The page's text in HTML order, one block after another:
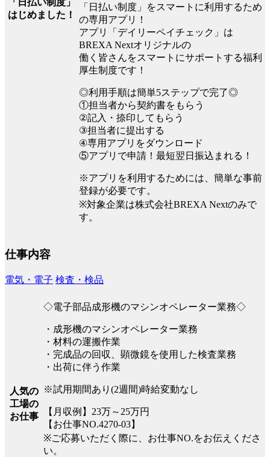
「日払い制度」
はじめました！
「日払い制度」をスマートに利用するため
の専用アプリ！
アプリ「デイリーペイチェック」は
BREXA Nextオリジナルの
働く皆さんをスマートにサポートする福利
厚生制度です！
◎利用手順は簡単5ステップで完了◎
①担当者から契約書をもらう
②記入・捺印してもらう
③担当者に提出する
④専用アプリをダウンロード
⑤アプリで申請！最短翌日振込まれる！
※アプリを利用するためには、簡単な事前
登録が必要です。
※対象企業は株式会社BREXA Nextのみで
す。
仕事内容
電気・電子 検査・検品
人気の
工場の
お仕事
◇電子部品成形機のマシンオペレーター業務◇
・成形機のマシンオペレーター業務
・材料の運搬作業
・完成品の回収、顕微鏡を使用した検査業務
・出荷に伴う作業
※試用期間あり(2週間)時給変動なし
【月収例】23万～25万円
【お仕事NO.4270-03】
※ご応募いただく際に、お仕事NO.をお伝えくださ
い。